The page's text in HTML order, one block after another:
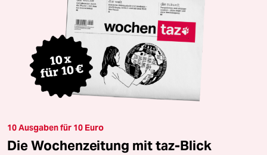
10 Ausgaben für 10 Euro
Die Wochenzeitung mit taz-Blick